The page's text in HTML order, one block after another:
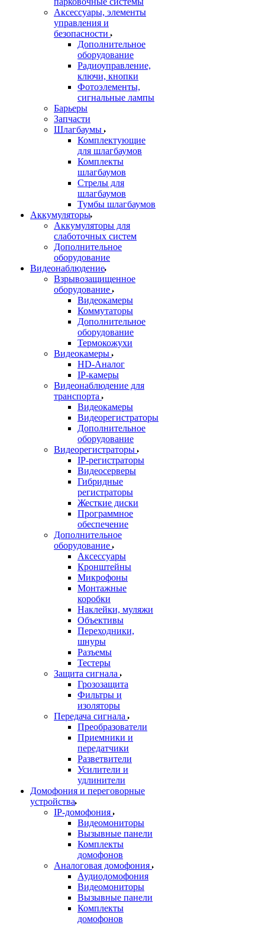
Аксессуары, элементы
управления и
безопасности
Дополнительное
оборудование
Радиоуправление,
ключи, кнопки
Фотоэлементы,
сигнальные лампы
Барьеры
Запчасти
Шлагбаумы
Комплектующие
для шлагбаумов
Комплекты
шлагбаумов
Стрелы для
шлагбаумов
Тумбы шлагбаумов
Аккумуляторы
Аккумуляторы для
слаботочных систем
Дополнительное
оборудование
Видеонаблюдение
Взрывозащищенное
оборудование
Видеокамеры
Коммутаторы
Дополнительное
оборудование
Термокожухи
Видеокамеры
HD-Аналог
IP-камеры
Видеонаблюдение для
транспорта
Видеокамеры
Видеорегистраторы
Дополнительное
оборудование
Видеорегистраторы
IP-регистраторы
Видеосерверы
Гибридные
регистраторы
Жесткие диски
Программное
обеспечение
Дополнительное
оборудование
Аксессуары
Кронштейны
Микрофоны
Монтажные
коробки
Наклейки, муляжи
Объективы
Переходники,
шнуры
Разъемы
Тестеры
Защита сигнала
Грозозащита
Фильтры и
изоляторы
Передача сигнала
Преобразователи
Приемники и
передатчики
Разветвители
Усилители и
удлинители
Домофония и переговорные
устройства
IP-домофония
Видеомониторы
Вызывные панели
Комплекты
домофонов
Аналоговая домофония
Аудиодомофония
Видеомониторы
Вызывные панели
Комплекты
домофонов